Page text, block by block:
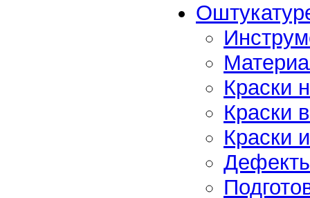
Краски
Краски
Краски